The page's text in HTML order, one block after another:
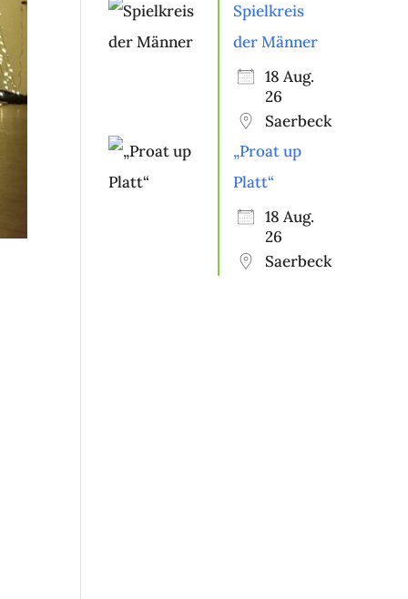
Spielkreis
der Männer
18 Aug.
26
Saerbeck
„Proat up
Platt“
18 Aug.
26
Saerbeck